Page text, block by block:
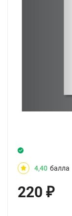
4,40 балла
220 ₽